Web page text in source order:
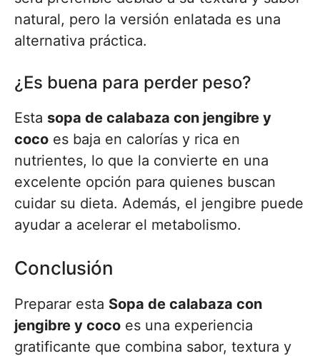
natural, pero la versión enlatada es una
alternativa práctica.
¿Es buena para perder peso?
Esta sopa de calabaza con jengibre y
coco es baja en calorías y rica en
nutrientes, lo que la convierte en una
excelente opción para quienes buscan
cuidar su dieta. Además, el jengibre puede
ayudar a acelerar el metabolismo.
Conclusión
Preparar esta Sopa de calabaza con
jengibre y coco es una experiencia
gratificante que combina sabor, textura y